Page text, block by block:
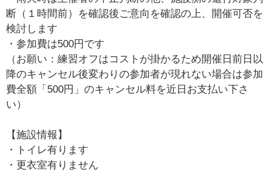
断（１時間前）を確認後ご意向を確認の上、開催可否を
検討します
・参加費は500円です
（お願い：練習オフはコストが掛かるため開催日前日以
降のキャンセル後変わりの参加者が現れない場合は参加
費全額「500円」のキャンセル料を近日お支払い下さ
い）
【施設情報】
・トイレ有ります
・更衣室有りません